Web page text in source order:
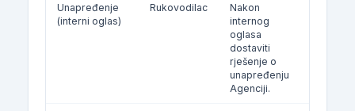
Unapređenje
(interni oglas)
Rukovodilac
Nakon
internog
oglasa
dostaviti
rješenje o
unapređenju
Agenciji.